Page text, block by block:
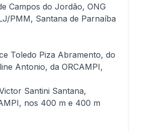
Campos do Jordão, ONG
PMM, Santana de Parnaíba
Toledo Piza Abramento, do
Antonio, da ORCAMPI,
Santini Santana,
nos 400 m e 400 m